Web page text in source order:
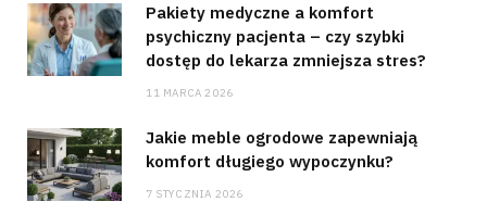
Pakiety medyczne a komfort
psychiczny pacjenta – czy szybki
dostęp do lekarza zmniejsza stres?
11 MARCA 2026
Jakie meble ogrodowe zapewniają
komfort długiego wypoczynku?
7 STYCZNIA 2026